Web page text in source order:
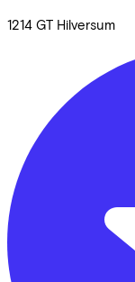
1214 GT Hilversum